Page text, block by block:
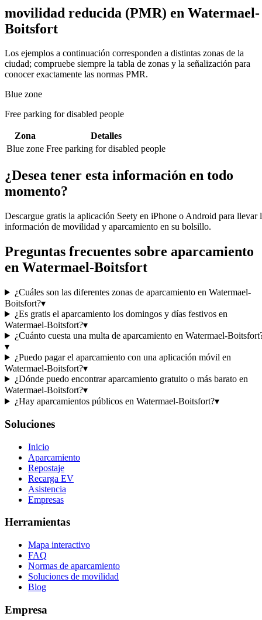
movilidad reducida (PMR) en Watermael-
Boitsfort
Los ejemplos a continuación corresponden a distintas zonas de la
ciudad; compruebe siempre la tabla de zonas y la señalización para
conocer exactamente las normas PMR.
Blue zone
Free parking for disabled people
Zona
Detalles
Blue zone Free parking for disabled people
¿Desea tener esta información en todo
momento?
Descargue gratis la aplicación Seety en iPhone o Android para llevar
información de movilidad y aparcamiento en su bolsillo.
Preguntas frecuentes sobre aparcamiento
en Watermael-Boitsfort
¿Cuáles son las diferentes zonas de aparcamiento en Watermael-
Boitsfort?▾
¿Es gratis el aparcamiento los domingos y días festivos en
Watermael-Boitsfort?▾
¿Cuánto cuesta una multa de aparcamiento en Watermael-
▾
¿Puedo pagar el aparcamiento con una aplicación móvil en
Watermael-Boitsfort?▾
¿Dónde puedo encontrar aparcamiento gratuito o más barato en
Watermael-Boitsfort?▾
¿Hay aparcamientos públicos en Watermael-Boitsfort?▾
Soluciones
Inicio
Aparcamiento
Repostaje
Recarga EV
Asistencia
Empresas
Herramientas
Mapa interactivo
FAQ
Normas de aparcamiento
Soluciones de movilidad
Blog
Empresa